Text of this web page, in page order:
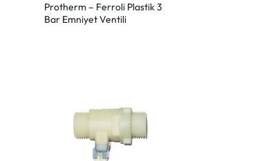
Protherm – Ferroli Plastik 3
Bar Emniyet Ventili